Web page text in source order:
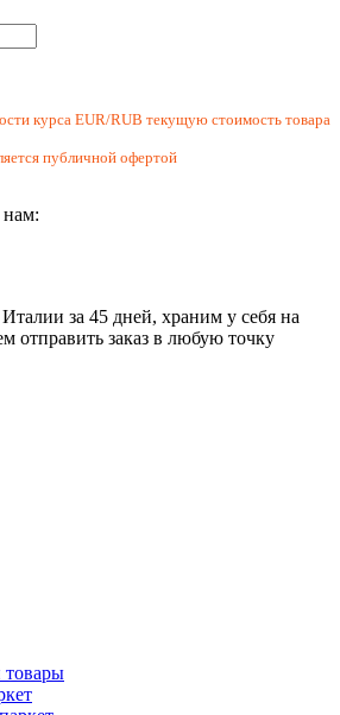
курса EUR/RUB текущую стоимость товара
публичной офертой
за 45 дней, храним у себя на
отправить заказ в любую точку
товары